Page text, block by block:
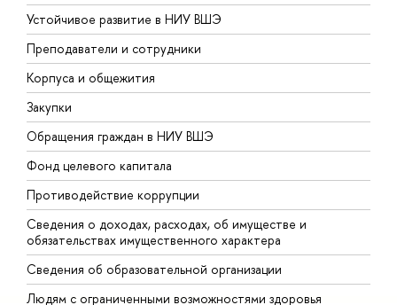
Устойчивое развитие в НИУ ВШЭ
Преподаватели и сотрудники
Корпуса и общежития
Закупки
Обращения граждан в НИУ ВШЭ
Фонд целевого капитала
Противодействие коррупции
Сведения о доходах, расходах, об имуществе и
обязательствах имущественного характера
Сведения об образовательной организации
Людям с ограниченными возможностями здоровья